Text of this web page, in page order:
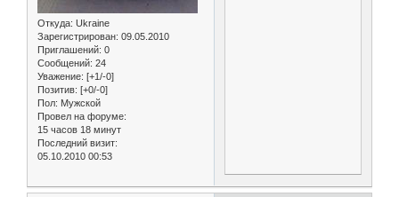
Откуда: Ukraine
Зарегистрирован: 09.05.2010
Приглашений: 0
Сообщений: 24
Уважение: [+1/-0]
Позитив: [+0/-0]
Пол: Мужской
Провел на форуме:
15 часов 18 минут
Последний визит:
05.10.2010 00:53